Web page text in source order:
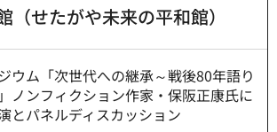
（せたがや未来の平和館）
ウム「次世代への継承～戦後80年語り
ノンフィクション作家・保阪正康氏に
とパネルディスカッション